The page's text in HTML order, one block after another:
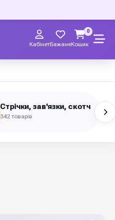
КабінетБажанеКошик
0
Стрічки, зав'язки, скотч
342 товарів